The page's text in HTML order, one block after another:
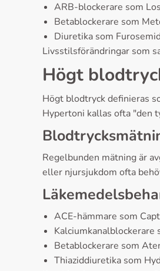
ARB-blockerare som
Betablockerare som
Diuretika som
Livsstilsförändringar som
Högt
Högt blodtryck definieras
Hypertoni kallas ofta "den
Regelbunden mätning är
eller njursjukdom ofta
ACE-hämmare som
Kalciumkanalblockerare
Betablockerare som
Thiaziddiuretika som